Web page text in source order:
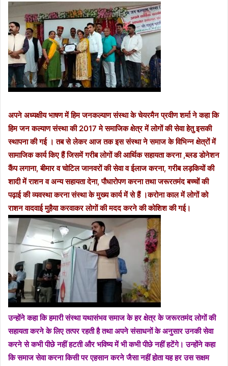
अपने अध्यक्षीय भाषण में हिम जनकल्याण संस्था के चेयरमैन प्रवीण शर्मा ने कहा कि
हिम जन कल्याण संस्था की 2017 मे समाजिक क्षेत्र में लोगों की सेवा हेतु इसकी
स्थापना की गई । तब से लेकर आज तक इस संस्था ने समाज के विभिन्न क्षेत्रों में
सामाजिक कार्य किए हैं जिसमें गरीब लोगों की आर्थिक सहायता करना ,ब्लड डोनेशन
कैंप लगाना, बीमार व चोटिल जानवरों की सेवा व ईलाज करना, गरीब लड़कियों की
शादी में राशन व अन्य सहायता देना, पौधारोपण करना तथा जरूरतमंद बच्चों की
पढ़ाई की व्यवस्था करना संस्था के मुख्य कार्य में से हैं ।करोना काल में लोगों को
राशन वादवाई मुहैया करवाकर लोगों की मदद करने की कोशिश की गई।
उन्होंने कहा कि हमारी संस्था यथासंभव समाज के हर क्षेत्र के जरूरतमंद लोगों की
सहायता करने के लिए तत्पर रहती है तथा अपने संसाधनों के अनुसार उनकी सेवा
करने से कभी पीछे नहीं हटती और भविष्य में भी कभी पीछे नहीं हटेंगे। उन्होंने कहा
कि समाज सेवा करना किसी पर एहसान करने जैसा नहीं होता यह हर उस सक्षम